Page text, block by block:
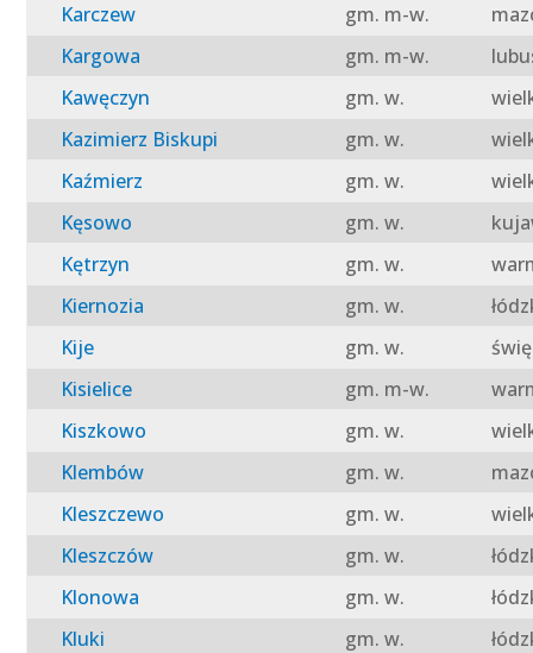
Karczew
gm. m-w.
Kargowa
gm. m-w.
Kawęczyn
gm. w.
Kazimierz Biskupi
gm. w.
Kaźmierz
gm. w.
Kęsowo
gm. w.
Kętrzyn
gm. w.
Kiernozia
gm. w.
Kije
gm. w.
Kisielice
gm. m-w.
Kiszkowo
gm. w.
Klembów
gm. w.
Kleszczewo
gm. w.
Kleszczów
gm. w.
Klonowa
gm. w.
Kluki
gm. w.